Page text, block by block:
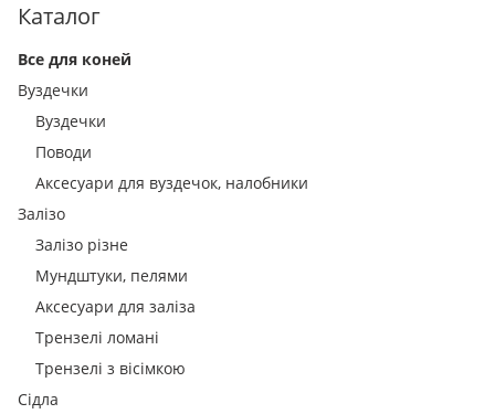
Каталог
Все для коней
Вуздечки
Вуздечки
Поводи
Аксесуари для вуздечок, налобники
Залізо
Залізо різне
Мундштуки, пелями
Аксесуари для заліза
Трензелі ломані
Трензелі з вісімкою
Сідла